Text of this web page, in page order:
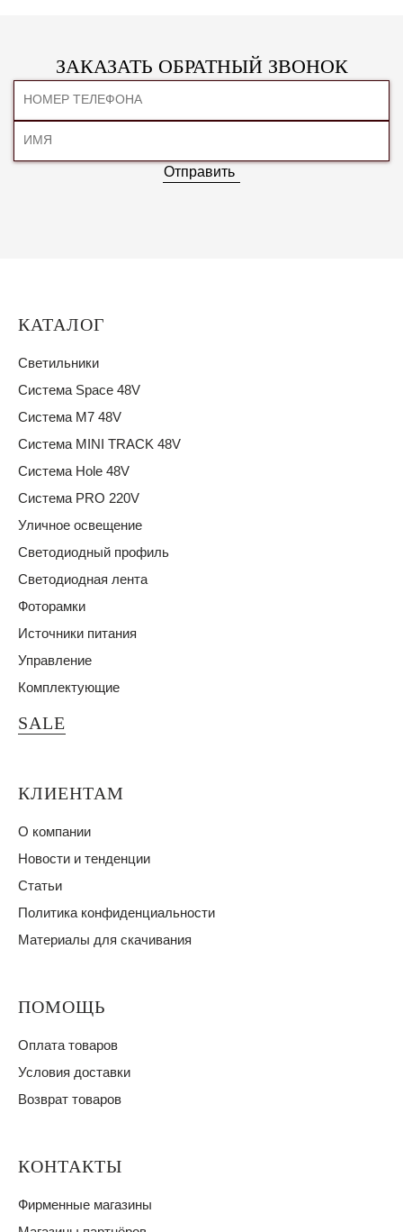
ЗАКАЗАТЬ ОБРАТНЫЙ ЗВОНОК
Отправить
КАТАЛОГ
Светильники
Система Space 48V
Система M7 48V
Система MINI TRACK 48V
Система Hole 48V
Система PRO 220V
Уличное освещение
Светодиодный профиль
Светодиодная лента
Фоторамки
Источники питания
Управление
Комплектующие
SALE
КЛИЕНТАМ
О компании
Новости и тенденции
Статьи
Политика конфиденциальности
Материалы для скачивания
ПОМОЩЬ
Оплата товаров
Условия доставки
Возврат товаров
КОНТАКТЫ
Фирменные магазины